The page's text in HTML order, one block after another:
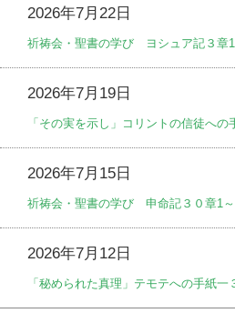
2026年7月22日
祈祷会・聖書の学び ヨシュア記３章
2026年7月19日
「その実を示し」コリントの信徒への
2026年7月15日
祈祷会・聖書の学び 申命記３０章1
2026年7月12日
「秘められた真理」テモテへの手紙一